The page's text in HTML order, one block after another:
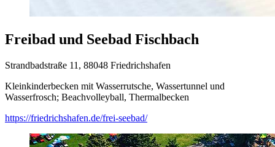
Freibad und Seebad Fischbach
Strandbadstraße 11, 88048 Friedrichshafen
Kleinkinderbecken mit Wasserrutsche, Wassertunnel und
Wasserfrosch; Beachvolleyball, Thermalbecken
https://friedrichshafen.de/frei-seebad/